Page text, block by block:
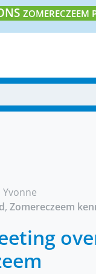
ZOMERECZEEM
Yvonne
, Zomereczeem